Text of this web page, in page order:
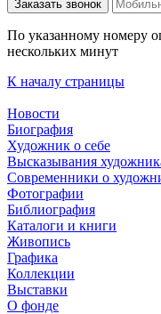
По указанному номеру
нескольких минут
К началу страницы
Новости
Биография
Художник о себе
Выcказывания
Современники о
Фотографии
Библиография
Каталоги и книги
Живопись
Графика
Коллекции
Выставки
О фонде